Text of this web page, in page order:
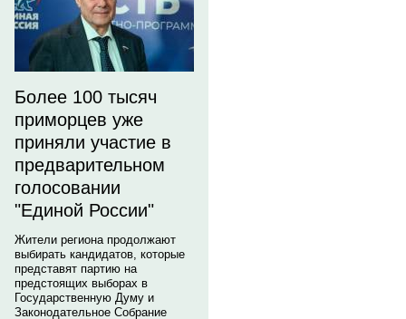
Более 100 тысяч
приморцев уже
приняли участие в
предварительном
голосовании
"Единой России"
Жители региона продолжают
выбирать кандидатов, которые
представят партию на
предстоящих выборах в
Государственную Думу и
Законодательное Собрание